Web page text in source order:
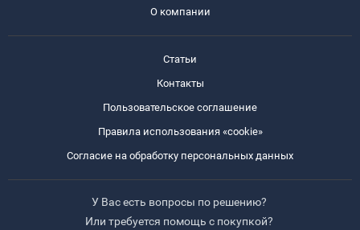
О компании
Статьи
Контакты
Пользовательское соглашение
Правила использования «cookie»
Согласие на обработку персональных данных
У Вас есть вопросы по решению?
Или требуется помощь с покупкой?